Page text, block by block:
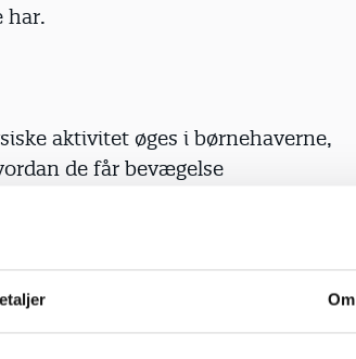
Om
har.
aktivitet øges i børnehaverne,
de får bevægelse